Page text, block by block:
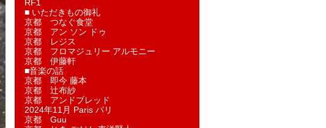
RF1
■ いただきもの御礼
京都 つなぐ食堂
京都 アン ソン ドゥ
京都 レジス
京都 フロマジュリー アルモニー
京都 伊藤軒
■音楽の話
京都 即今 藤本
京都 辻布紗
京都 アンドブレッド
2024年11月 Paris パリ
京都 Guu